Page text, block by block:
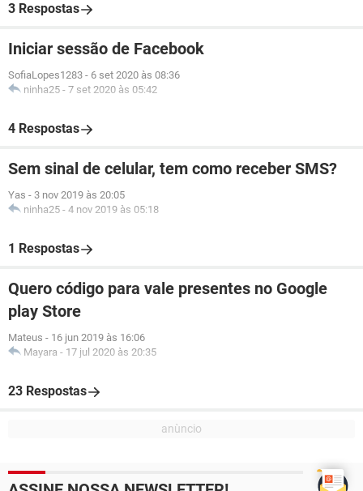
3 Respostas
Iniciar sessão de Facebook
SofiaLopes1283 - 6 set 2020 às 08:36
ninha25 - 7 set 2020 às 05:42
4 Respostas
Sem sinal de celular, tem como receber SMS?
Yas - 3 nov 2019 às 20:05
ninha25 - 4 nov 2019 às 05:18
1 Respostas
Quero código para vale presentes no Google
play Store
Mateus - 16 jun 2019 às 16:06
Mayara - 17 jul 2020 às 20:35
23 Respostas